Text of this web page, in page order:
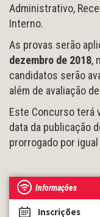
Administrativo,
Interno.
As provas serão
dezembro de 2018,
candidatos serão
além de avaliação
Este Concurso terá
data da publicação
prorrogado por
Informações
Inscrições